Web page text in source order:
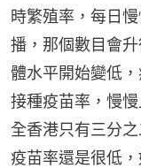
時繁殖率，每日
播，那個數目會
體水平開始變低
接種疫苗率，慢
全香港只有三分
疫苗率還是很低